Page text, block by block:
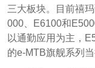
三大板块。目前禧
000、E6100和
以通勤应用为主，
的e-MTB旗舰系列